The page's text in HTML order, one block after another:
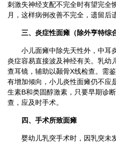
刺激失神经支配不完全时有望完全
月，这样病例改善不完全，遗留后
三、炎症性面瘫（除外亨特综
小儿面瘫中除先天性外，中耳
炎症容易直接波及神经有关。乳幼
查耳镜，辅助以颞骨X线检查。需
有增加倾向，小儿炎性面瘫仍不应
生素B和类固醇激素，只要早期诊
查，应及时手术。
四、手术所致面瘫
婴幼儿乳突手术时，因乳突未